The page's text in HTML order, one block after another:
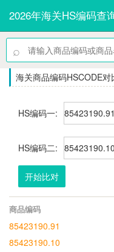
2026年海关HS编码查
⌕
海关商品编码HSCODE对
HS编码一:
HS编码二:
开始比对
商品编码
85423190.91
85423190.10